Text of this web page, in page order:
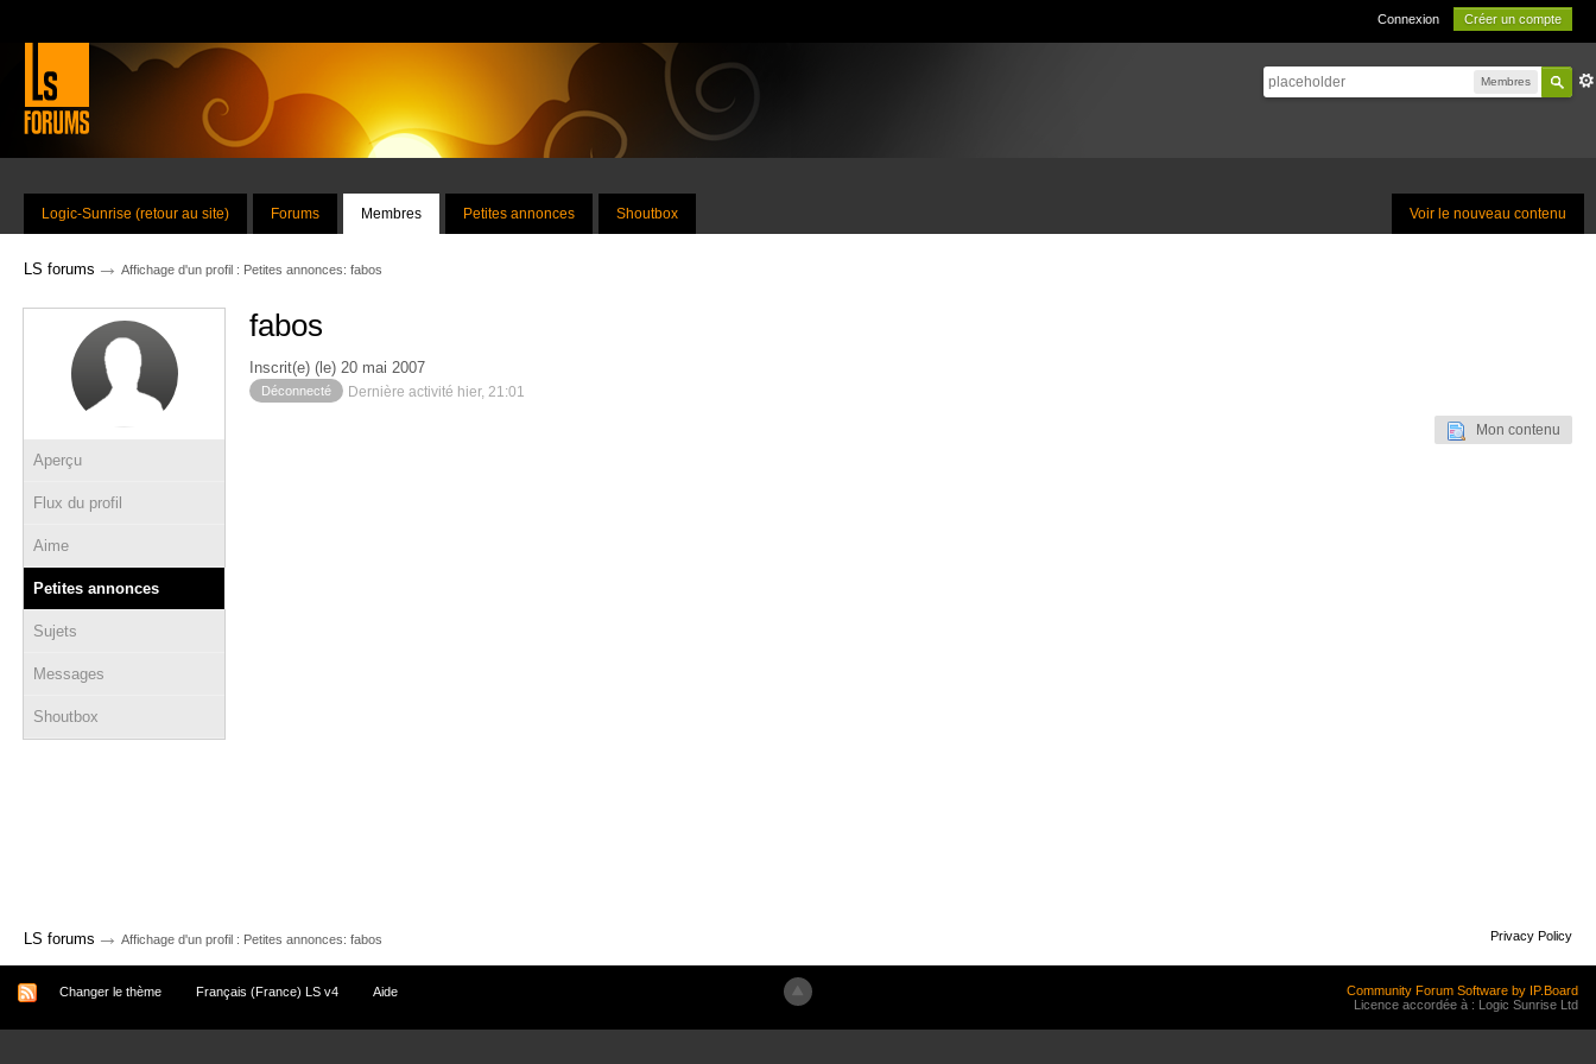
Connexion Créer un compte
Membres
Voir le nouveau contenu
Logic-Sunrise (retour au site) Forums Membres Petites annonces Shoutbox
LS forums → Affichage d'un profil : Petites annonces: fabos
Aperçu
Flux du profil
Aime
Petites annonces
Sujets
Messages
Shoutbox
fabos
Inscrit(e) (le) 20 mai 2007
Déconnecté Dernière activité hier, 21:01
Mon contenu
LS forums → Affichage d'un profil : Petites annonces: fabos Privacy Policy
Changer le thème Français (France) LS v4 Aide
Community Forum Software by IP.Board
Licence accordée à : Logic Sunrise Ltd